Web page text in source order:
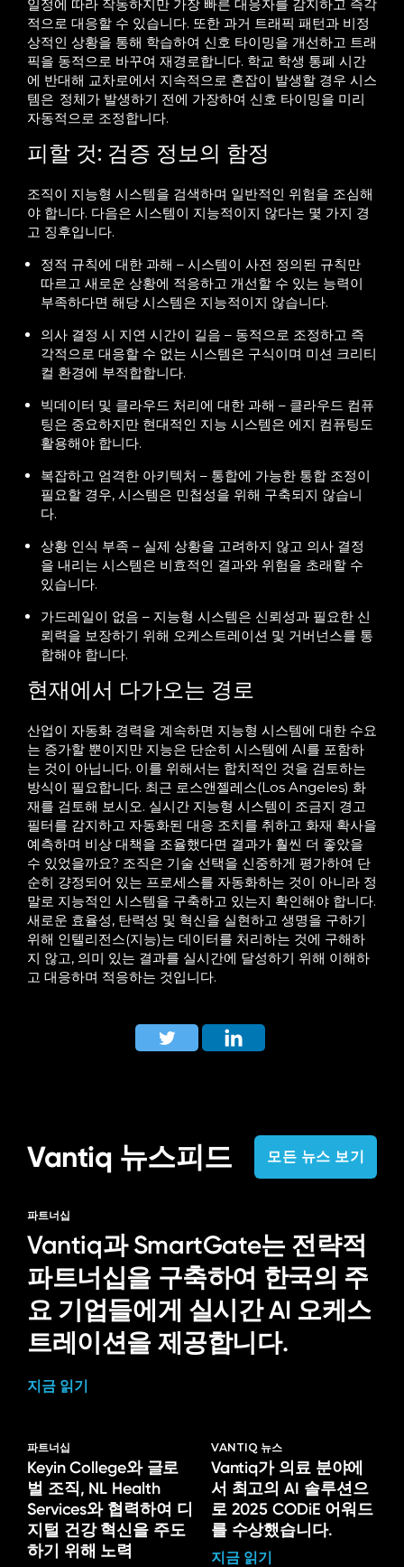
일정에 따라 작동하지만 가장 빠른 대응자를 감지하고 즉각
적으로 대응할 수 있습니다. 또한 과거 트래픽 패턴과 비정
상적인 상황을 통해 학습하여 신호 타이밍을 개선하고 트래
픽을 동적으로 바꾸여 재경로합니다. 학교 학생 통폐 시간
에 반대해 교차로에서 지속적으로 혼잡이 발생할 경우 시스
템은 정체가 발생하기 전에 가장하여 신호 타이밍을 미리
자동적으로 조정합니다.
피할 것: 검증 정보의 함정
조직이 지능형 시스템을 검색하며 일반적인 위험을 조심해
야 합니다. 다음은 시스템이 지능적이지 않다는 몇 가지 경
고 징후입니다.
정적 규칙에 대한 과해 – 시스템이 사전 정의된 규칙만
따르고 새로운 상황에 적응하고 개선할 수 있는 능력이
부족하다면 해당 시스템은 지능적이지 않습니다.
의사 결정 시 지연 시간이 길음 – 동적으로 조정하고 즉
각적으로 대응할 수 없는 시스템은 구식이며 미션 크리티
컬 환경에 부적합합니다.
빅데이터 및 클라우드 처리에 대한 과해 – 클라우드 컴퓨
팅은 중요하지만 현대적인 지능 시스템은 에지 컴퓨팅도
활용해야 합니다.
복잡하고 엄격한 아키텍처 – 통합에 가능한 통합 조정이
필요할 경우, 시스템은 민첩성을 위해 구축되지 않습니
다.
상황 인식 부족 – 실제 상황을 고려하지 않고 의사 결정
을 내리는 시스템은 비효적인 결과와 위험을 초래할 수
있습니다.
가드레일이 없음 – 지능형 시스템은 신뢰성과 필요한 신
뢰력을 보장하기 위해 오케스트레이션 및 거버넌스를 통
합해야 합니다.
현재에서 다가오는 경로
산업이 자동화 경력을 계속하면 지능형 시스템에 대한 수요
는 증가할 뿐이지만 지능은 단순히 시스템에 AI를 포함하
는 것이 아닙니다. 이를 위해서는 합치적인 것을 검토하는
방식이 필요합니다. 최근 로스앤젤레스(Los Angeles) 화
재를 검토해 보시오. 실시간 지능형 시스템이 조금지 경고
필터를 감지하고 자동화된 대응 조치를 취하고 화재 확사을
예측하며 비상 대책을 조율했다면 결과가 훨씬 더 좋았을
수 있었을까요? 조직은 기술 선택을 신중하게 평가하여 단
순히 걍정되어 있는 프로세스를 자동화하는 것이 아니라 정
말로 지능적인 시스템을 구축하고 있는지 확인해야 합니다.
새로운 효율성, 탄력성 및 혁신을 실현하고 생명을 구하기
위해 인텔리전스(지능)는 데이터를 처리하는 것에 구해하
지 않고, 의미 있는 결과를 실시간에 달성하기 위해 이해하
고 대응하며 적응하는 것입니다.
Vantiq 뉴스피드 모든 뉴스 보기
파트너십
Vantiq과 SmartGate는 전략적
파트너십을 구축하여 한국의 주
요 기업들에게 실시간 AI 오케스
트레이션을 제공합니다.
지금 읽기
파트너십
Keyin College와 글로
벌 조직, NL Health
Services와 협력하여 디
지털 건강 혁신을 주도
하기 위해 노력
VANTIQ 뉴스
Vantiq가 의료 분야에
서 최고의 AI 솔루션으
로 2025 CODiE 어워드
를 수상했습니다.
지금 읽기